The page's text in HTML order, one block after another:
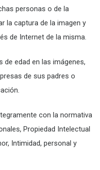
personas o de la
la captura de la imagen y
de Internet de la misma.
de edad en las imágenes,
de sus padres o
con la normativa
Propiedad Intelectual
Intimidad, personal y